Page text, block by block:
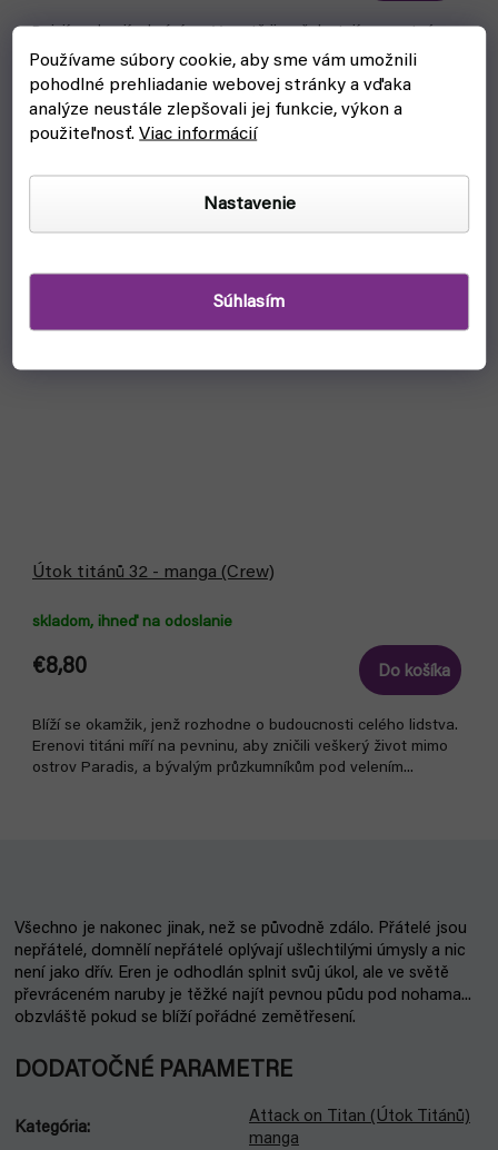
Používame súbory cookie, aby sme vám umožnili
pohodlné prehliadanie webovej stránky a vďaka
analýze neustále zlepšovali jej funkcie, výkon a
použiteľnosť.Viac informácií
Nastavenie
Súhlasím
osud.
Útok titánů 32 - manga (Crew)
skladom, ihneď na odoslanie
€8,80 Do košíka
Blíží se okamžik, jenž rozhodne o budoucnosti celého lidstva.
Erenovi titáni míří na pevninu, aby zničili veškerý život mimo
ostrov Paradis, a bývalým průzkumníkům pod velením...
Všechno je nakonec jinak, než se původně zdálo. Přátelé jsou
nepřátelé, domnělí nepřátelé oplývají ušlechtilými úmysly a nic
není jako dřív. Eren je odhodlán splnit svůj úkol, ale ve světě
převráceném naruby je těžké najít pevnou půdu pod nohama...
obzvláště pokud se blíží pořádné zemětřesení.
DODATOČNÉ PARAMETRE
Kategória:
Attack on Titan (Útok Titánů)
manga